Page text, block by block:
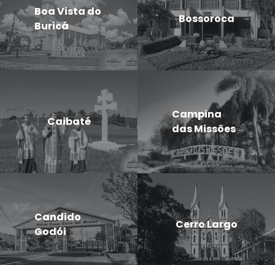
Boa Vista do
Buricá
Bossoroca
Caibaté
Campina
das Missões
Candido
Godói
Cerro Largo